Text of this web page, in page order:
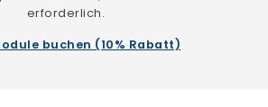
erforderlich.
buchen (10% Rabatt)